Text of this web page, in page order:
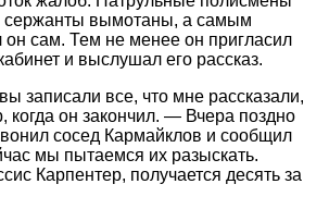
вымотаны, а самым
сам. Тем не менее он пригласил
и выслушал его рассказ.
записали все, что мне рассказали,
когда он закончил. — Вчера поздно
сосед Кармайклов и сообщил
мы пытаемся их разыскать.
Карпентер, получается десять за